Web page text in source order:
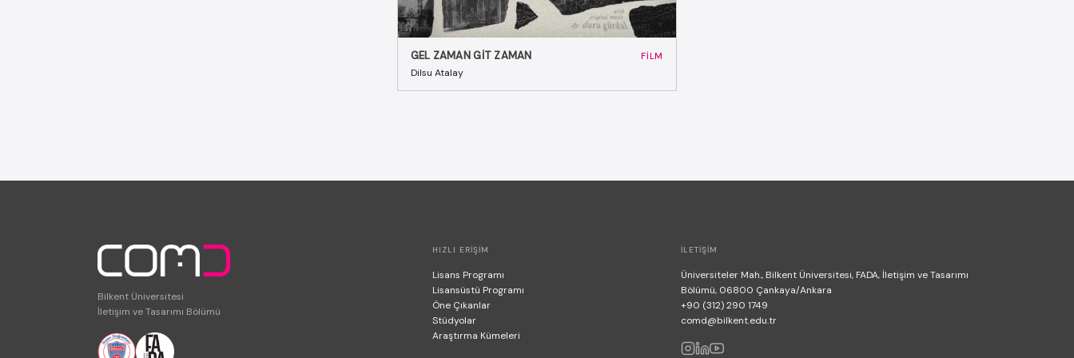
GEL ZAMAN GIT ZAMAN FILM
Dilsu Atalay
Bilkent Üniversitesi
İletişim ve Tasarımı Bölümü
HIZLI ERIŞIM
Lisans Programı
Lisansüstü Programı
Öne Çıkanlar
Stüdyolar
Araştırma Kümeleri
İLETIŞIM
Üniversiteler Mah., Bilkent Üniversitesi, FADA, İletişim ve Tasarımı
Bölümü, 06800 Çankaya/Ankara
+90 (312) 290 1749
comd@bilkent.edu.tr